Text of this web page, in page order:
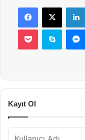
Facebook
X
Pocket Skype
Kayıt Ol